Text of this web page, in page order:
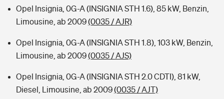
Opel Insignia, 0G-A (INSIGNIA STH 1.6), 85 kW, Benzin,
Limousine, ab 2009(0035 / AJR)
Opel Insignia, 0G-A (INSIGNIA STH 1.8), 103 kW, Benzin,
Limousine, ab 2009(0035 / AJS)
Opel Insignia, 0G-A (INSIGNIA STH 2.0 CDTI), 81 kW,
Diesel, Limousine, ab 2009(0035 / AJT)